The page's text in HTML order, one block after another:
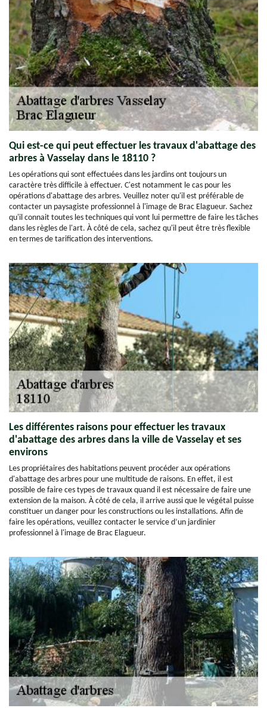
Qui est-ce qui peut effectuer les travaux d'abattage des
arbres à Vasselay dans le 18110 ?
Les opérations qui sont effectuées dans les jardins ont toujours un
caractère très difficile à effectuer. C'est notamment le cas pour les
opérations d'abattage des arbres. Veuillez noter qu'il est préférable de
contacter un paysagiste professionnel à l'image de Brac Elagueur. Sachez
qu'il connait toutes les techniques qui vont lui permettre de faire les tâches
dans les règles de l'art. À côté de cela, sachez qu'il peut être très flexible
en termes de tarification des interventions.
Les différentes raisons pour effectuer les travaux
d'abattage des arbres dans la ville de Vasselay et ses
environs
Les propriétaires des habitations peuvent procéder aux opérations
d'abattage des arbres pour une multitude de raisons. En effet, il est
possible de faire ces types de travaux quand il est nécessaire de faire une
extension de la maison. À côté de cela, il arrive aussi que le végétal puisse
constituer un danger pour les constructions ou les installations. Afin de
faire les opérations, veuillez contacter le service d’un jardinier
professionnel à l'image de Brac Elagueur.